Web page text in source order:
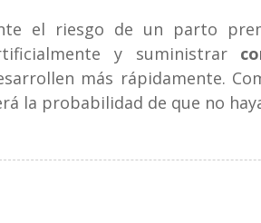
el riesgo de un parto
y suministrar
más rápidamente.
la probabilidad de que no